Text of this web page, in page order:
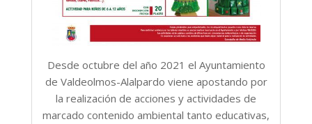
Desde octubre del año 2021 el Ayuntamiento
de Valdeolmos-Alalpardo viene apostando por
la realización de acciones y actividades de
marcado contenido ambiental tanto educativas,